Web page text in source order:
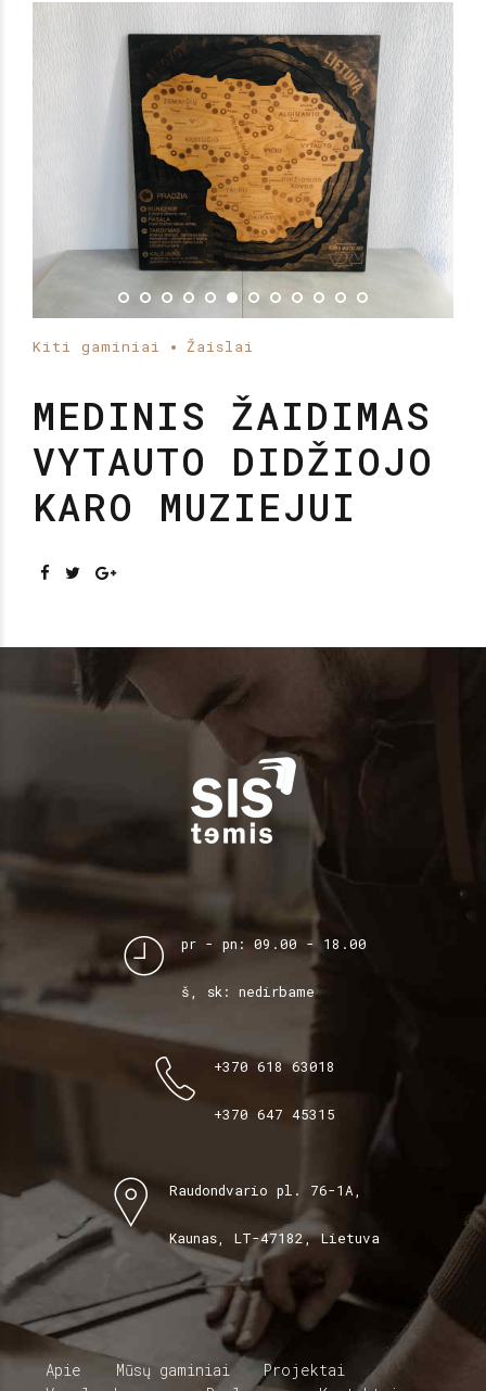
Kiti gaminiai Žaislai
MEDINIS ŽAIDIMAS
VYTAUTO DIDŽIOJO
KARO MUZIEJUI
pr - pn: 09.00 - 18.00
š, sk: nedirbame
+370 618 63018
+370 647 45315
Raudondvario pl. 76-1A,
Kaunas, LT-47182, Lietuva
Apie Mūsų gaminiai
Projektai